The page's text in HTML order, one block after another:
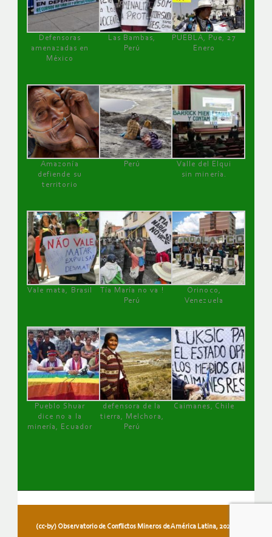
Defensoras
amenazadas en
México
Las Bambas,
Perú
PUEBLA, Pue, 27
Enero
Amazonía
defiende su
territorio
Perú
Valle del Elqui
sin minería.
Vale mata, Brasil
Tía María no va !
Perú
Orinoco,
Venezuela
Pueblo Shuar
dice no a la
minería, Ecuador
defensora de la
tierra, Melchora,
Perú
Caimanes, Chile
(cc-by) Observatorio de Conflictos Mineros de América Latina, 2026